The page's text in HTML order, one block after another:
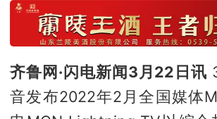
齐鲁网·闪电新闻3月22日讯
音发布2022年2月全国媒体